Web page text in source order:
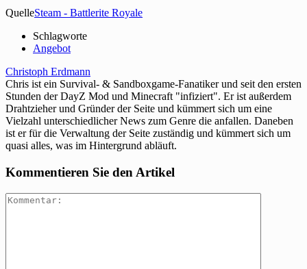
QuelleSteam - Battlerite Royale
Schlagworte
Angebot
Christoph Erdmann
Chris ist ein Survival- & Sandboxgame-Fanatiker und seit den ersten
Stunden der DayZ Mod und Minecraft "infiziert". Er ist außerdem
Drahtzieher und Gründer der Seite und kümmert sich um eine
Vielzahl unterschiedlicher News zum Genre die anfallen. Daneben
ist er für die Verwaltung der Seite zuständig und kümmert sich um
quasi alles, was im Hintergrund abläuft.
Kommentieren Sie den Artikel